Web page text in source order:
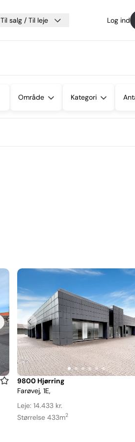
Til salg / Til leje Log ind
Område Kategori
Item
1
of
6
9800 Hjørring
Farøvej, 1E,
Leje: 14.433 kr.
Størrelse 433m2